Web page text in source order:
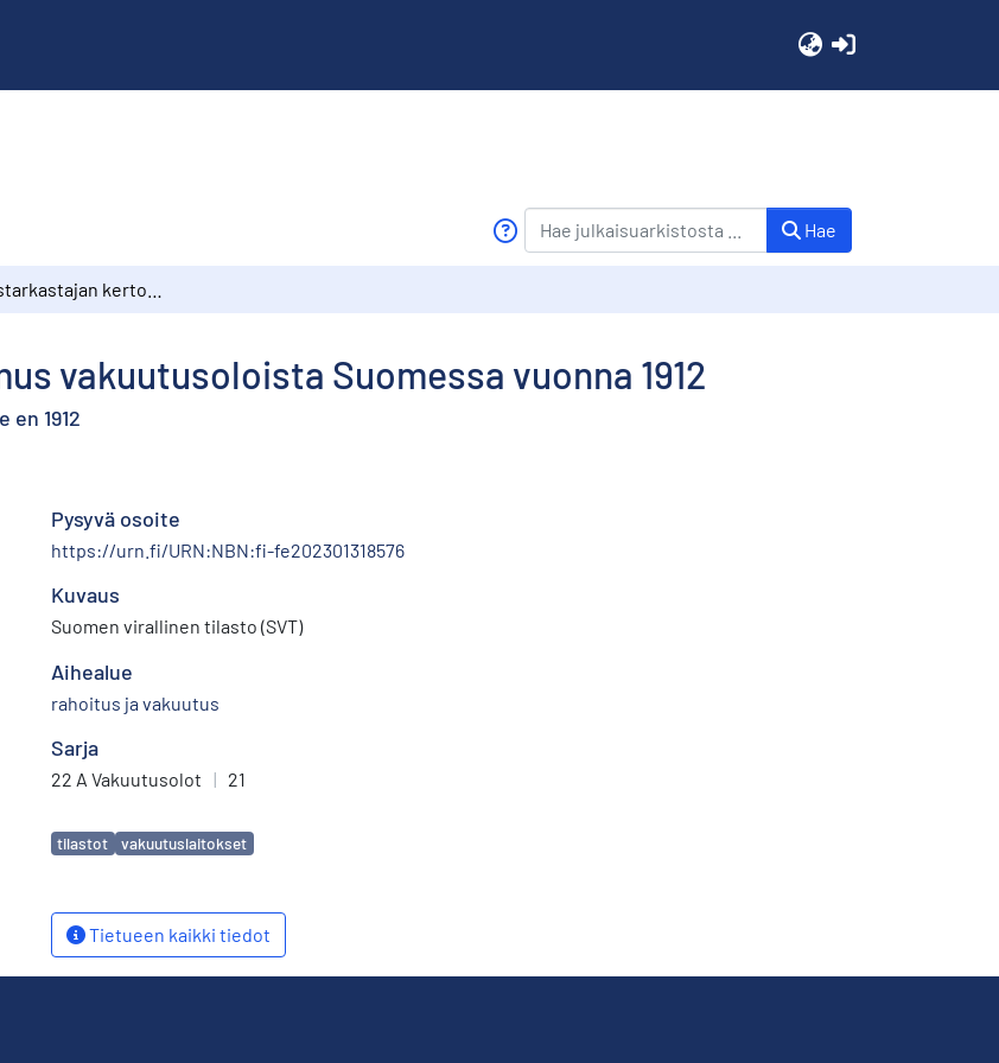
Hae
vakuutusoloista Suomessa vuonna 1912
1912
Pysyvä osoite
https://urn.fi/URN:NBN:fi-fe202301318576
Kuvaus
Suomen virallinen tilasto (SVT)
Aihealue
rahoitus ja vakuutus
Sarja
22 A Vakuutusolot | 21
Avainsanat
tilastot vakuutuslaitokset
Tietueen kaikki tiedot